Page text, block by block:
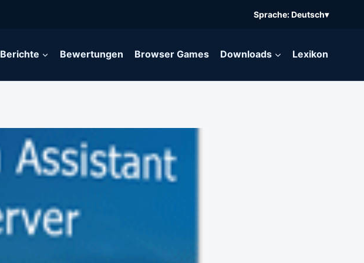
Sprache: Deutsch▾
Berichte Bewertungen Browser Games Downloads Lexikon